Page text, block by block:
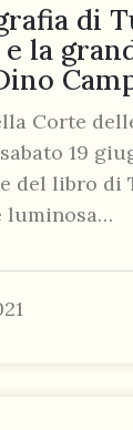
di
la
Corte
19
del libro di
luminosa…